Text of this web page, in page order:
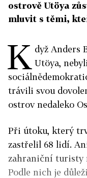
ostrově Utöya
mluvit s těmi,
K dyž Anders
Utöya,
trávili svou
ostrov nedaleko
Při útoku, který
zastřelil 68 lidí.
zahraniční turisty
Podle nich je